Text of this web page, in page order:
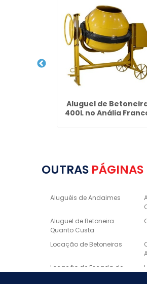
Aluguel de
400L no Anália
OUTRAS PÁGINAS
Aluguéis de Andaimes
Aluguel de Betoneira
Quanto Custa
Locação de Betoneiras
Locação de Escada de